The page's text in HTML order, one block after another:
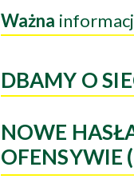
Ważna
DBAMY O
NOWE
OFENSYWIE